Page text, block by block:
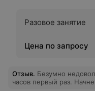
Разовое занятие
Цена по запросу
Отзыв. Безумно
часов первый раз.